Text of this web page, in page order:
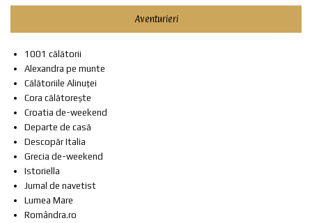
Aventurieri
1001 călătorii
Alexandra pe munte
Călătoriile Alinuței
Cora călătorește
Croatia de-weekend
Departe de casă
Descopăr Italia
Grecia de-weekend
Istoriella
Jurnal de navetist
Lumea Mare
Romândra.ro